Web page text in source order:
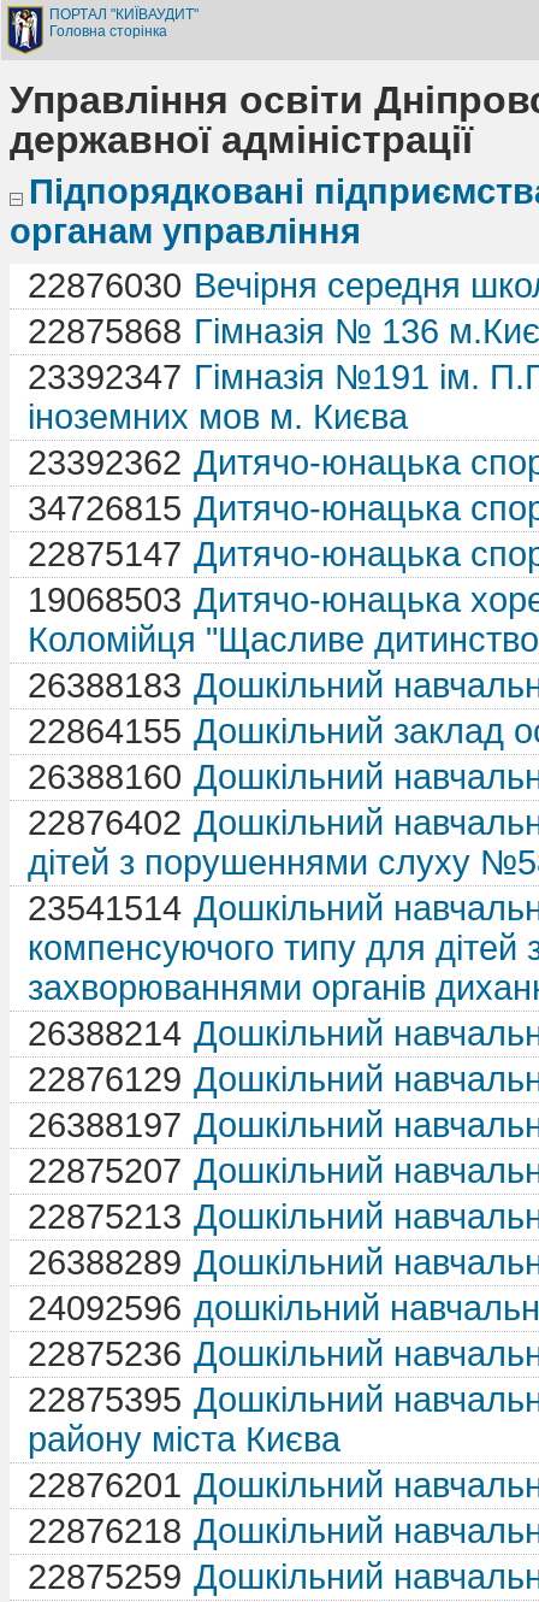
ПОРТАЛ "КИЇВАУДИТ"
Головна сторінка
Управління освіти
державної адміністрації
Підпорядковані
органам управління
22876030 Вечірня середня
22875868 Гімназія № 136
23392347 Гімназія №191 ім.
іноземних мов м. Києва
23392362 Дитячо-юнацька
34726815 Дитячо-юнацька
22875147 Дитячо-юнацька
19068503 Дитячо-юнацька
Коломійця "Щасливе
26388183 Дошкільний
22864155 Дошкільний заклад
26388160 Дошкільний
22876402 Дошкільний
дітей з порушеннями слуху
23541514 Дошкільний
компенсуючого типу для
захворюваннями органів
26388214 Дошкільний
22876129 Дошкільний
26388197 Дошкільний
22875207 Дошкільний
22875213 Дошкільний
26388289 Дошкільний
24092596 дошкільний
22875236 Дошкільний
22875395 Дошкільний
району міста Києва
22876201 Дошкільний
22876218 Дошкільний
22875259 Дошкільний